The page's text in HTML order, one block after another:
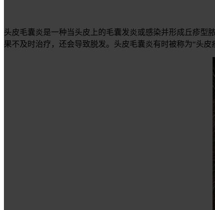
头皮毛囊炎是一种当头皮上的毛囊发炎或感染并形成丘疹型
果不及时治疗，还会导致脱发。头皮毛囊炎有时被称为“头